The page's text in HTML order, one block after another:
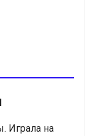
Играла на